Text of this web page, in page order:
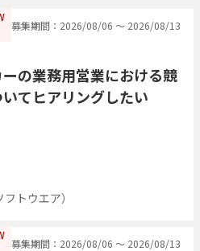
募集期間：2026/08/06 〜 2026/08/13
の業務用営業における競
てヒアリングしたい
トウエア）
募集期間：2026/08/06 〜 2026/08/13